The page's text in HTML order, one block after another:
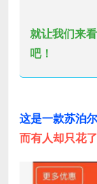
就让我们来
吧！
这是一款苏泊
而有人却只花了